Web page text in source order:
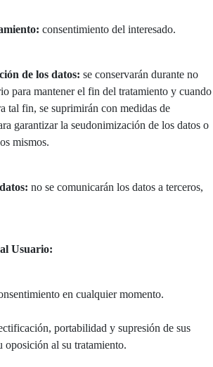
consentimiento del interesado.
de los datos: se conservarán durante no
para mantener el fin del tratamiento y cuando
tal fin, se suprimirán con medidas de
garantizar la seudonimización de los datos o
mismos.
no se comunicarán los datos a terceros,
Usuario:
en cualquier momento.
portabilidad y supresión de sus
oposición al su tratamiento.